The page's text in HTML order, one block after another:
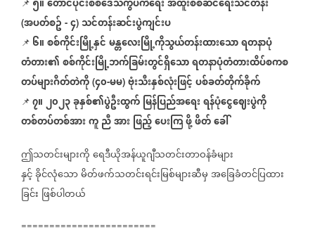
၅။တောင်ပိုင်းစစ်ဒေသကွပ်ကဲရေးအထူးစစ်ဆင်ရေးသင်တန်း
(အပတ်စဥ် - ၄) သင်တန်းဆင်းပွဲကျင်းပ
📌 ၆။စစ်ကိုင်းမြို့နှင်မန္တလေးမြို့ကိုသွယ်တန်းထားသောရတနာပုံ
တံတား၏စစ်ကိုင်းမြို့ဘက်ခြမ်းတွင်ရှိသောရတနာပုံတံတားထိပ်စကစ
တပ်များဂိတ်တဲကို (၄၀-မမ) ဗုံးသီးနှစ်လုံးဖြင့်ပစ်ခတ်တိုက်ခိုက်
📌 ၇။၂၀၂၃ခုနှစ်၏ပွဲဦးထွက်မြန်ပြည်အရေးရန်ပုံငွေဈေးပွဲကို
တစ်တပ်တစ်အားကူညီအား ဖြည့်ပေးကြဖို့ဖိတ်ခေါ်
ဤသတင်းများကိုရေဒီယိုအန်ယူဂျီသတင်းတာဝန်ခံများ
နှင့်ခိုင်လုံသောမိတ်ဖက်သတင်းရင်းမြစ်များဆီမှအခြေခံတင်ပြထား
ခြင်း ဖြစ်ပါတယ်
========================